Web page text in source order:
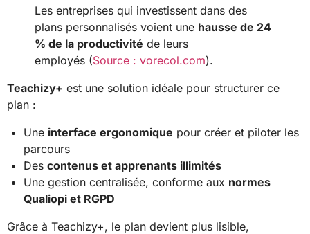
Les entreprises qui investissent dans des
plans personnalisés voient une hausse de 24
% de la productivité de leurs
employés (Source : vorecol.com).
Teachizy+ est une solution idéale pour structurer ce
plan :
Une interface ergonomique pour créer et piloter les
parcours
Des contenus et apprenants illimités
Une gestion centralisée, conforme aux normes
Qualiopi et RGPD
Grâce à Teachizy+, le plan devient plus lisible,